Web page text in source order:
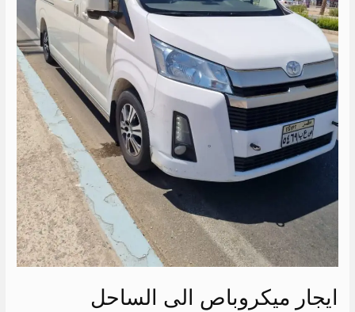
ايجار ميكروباص الى الساحل